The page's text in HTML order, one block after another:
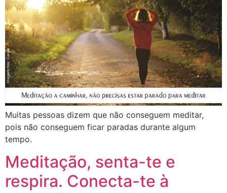
Muitas pessoas dizem que não conseguem meditar,
pois não conseguem ficar paradas durante algum
tempo.
Meditação, senta-te e
respira. Conecta-te à